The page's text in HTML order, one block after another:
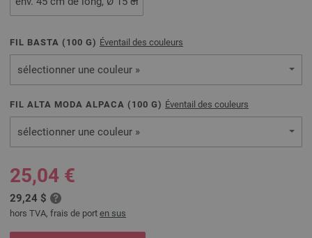
FIL BASTA ( 100 G) Éventail des couleurs
sélectionner une couleur »
FIL ALTA MODA ALPACA ( 100 G) Éventail des couleurs
sélectionner une couleur »
25,04 €
29,24 $
hors TVA, frais de port en sus